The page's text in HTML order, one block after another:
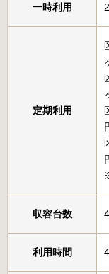
一時利用
定期利用
収容台数
利用時間